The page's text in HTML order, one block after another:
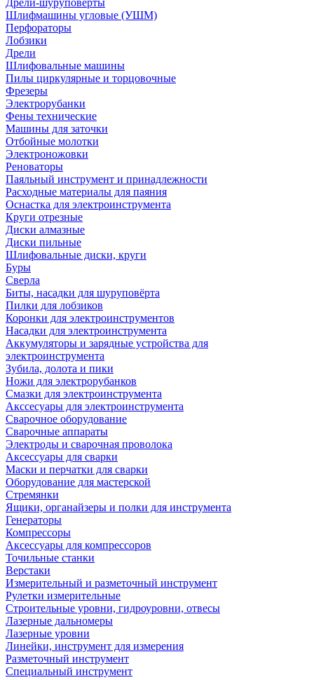
Дрели-шуруповерты
Шлифмашины угловые (УШМ)
Перфораторы
Лобзики
Дрели
Шлифовальные машины
Пилы циркулярные и торцовочные
Фрезеры
Электрорубанки
Фены технические
Машины для заточки
Отбойные молотки
Электроножовки
Реноваторы
Паяльный инструмент и принадлежности
Расходные материалы для паяния
Оснастка для электроинструмента
Круги отрезные
Диски алмазные
Диски пильные
Шлифовальные диски, круги
Буры
Сверла
Биты, насадки для шуруповёрта
Пилки для лобзиков
Коронки для электроинструментов
Насадки для электроинструмента
Аккумуляторы и зарядные устройства для
электроинструмента
Зубила, долота и пики
Ножи для электрорубанков
Смазки для электроинструмента
Акссесуары для электроинструмента
Сварочное оборудование
Сварочные аппараты
Электроды и сварочная проволока
Аксессуары для сварки
Маски и перчатки для сварки
Оборудование для мастерской
Стремянки
Ящики, органайзеры и полки для инструмента
Генераторы
Компрессоры
Аксессуары для компрессоров
Точильные станки
Верстаки
Измерительный и разметочный инструмент
Рулетки измерительные
Строительные уровни, гидроуровни, отвесы
Лазерные дальномеры
Лазерные уровни
Линейки, инструмент для измерения
Разметочный инструмент
Специальный инструмент